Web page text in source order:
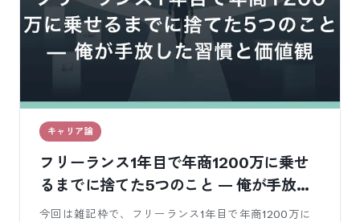
キャリア論
フリーランス1年目で年商1200万に乗せ
るまでに捨てた5つのこと — 俺が手放し
た習慣と価値観
今回は雑記枠で、フリーランス1年目で年商1200万に